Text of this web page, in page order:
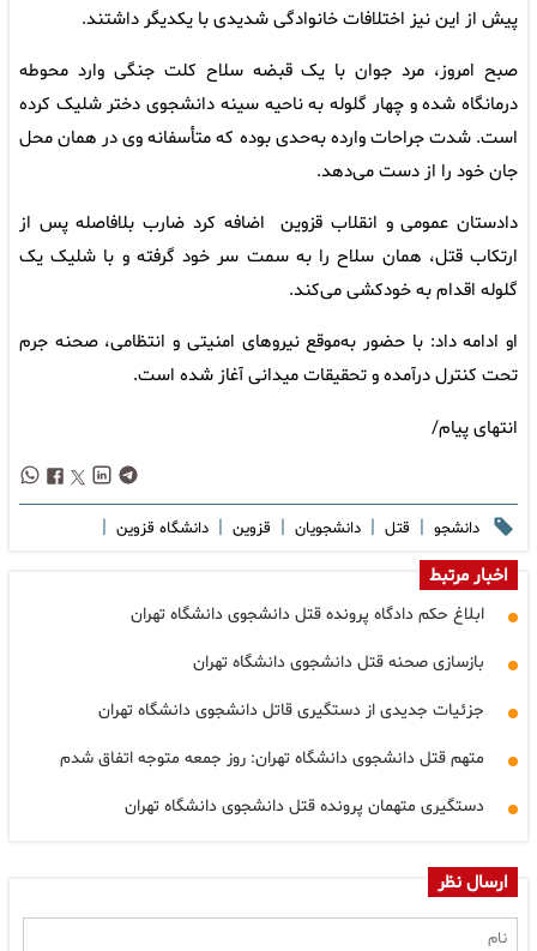
پیش از این نیز اختلافات خانوادگی شدیدی با یکدیگر داشتند.
صبح امروز، مرد جوان با یک قبضه سلاح کلت جنگی وارد محوطه
درمانگاه شده و چهار گلوله به ناحیه سینه دانشجوی دختر شلیک کرده
است. شدت جراحات وارده به‌حدی بوده که متأسفانه وی در همان محل
جان خود را از دست می‌دهد.
دادستان عمومی و انقلاب قزوین اضافه کرد ضارب بلافاصله پس از
ارتکاب قتل، همان سلاح را به سمت سر خود گرفته و با شلیک یک
گلوله اقدام به خودکشی می‌کند.
او ادامه داد: با حضور به‌موقع نیروهای امنیتی و انتظامی، صحنه جرم
تحت کنترل درآمده و تحقیقات میدانی آغاز شده است.
انتهای پیام/
دانشجو | قتل | دانشجویان | قزوین | دانشگاه قزوین |
اخبار مرتبط
ابلاغ حکم دادگاه پرونده قتل دانشجوی دانشگاه تهران
بازسازی صحنه قتل دانشجوی دانشگاه تهران
جزئیات جدیدی از دستگیری قاتل دانشجوی دانشگاه تهران
متهم قتل دانشجوی دانشگاه تهران: روز جمعه متوجه اتفاق شدم
دستگیری متهمان پرونده قتل دانشجوی دانشگاه تهران
ارسال نظر